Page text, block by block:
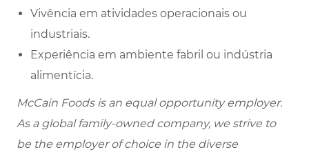
Vivência em atividades operacionais ou
industriais.
Experiência em ambiente fabril ou indústria
alimentícia.
McCain Foods is an equal opportunity employer.
As a global family-owned company, we strive to
be the employer of choice in the diverse